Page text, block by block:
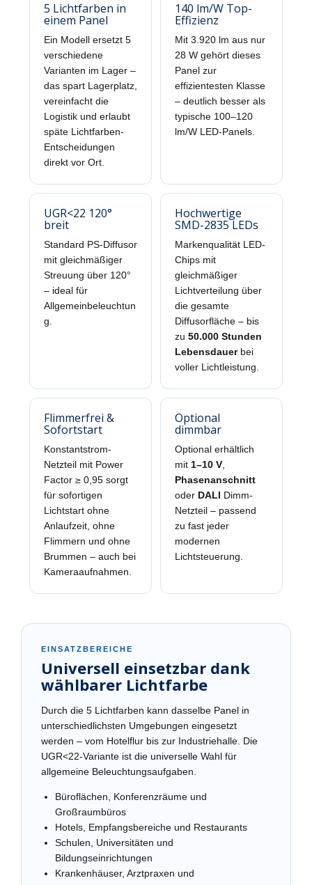
5 Lichtfarben in
einem Panel
Ein Modell ersetzt 5
verschiedene
Varianten im Lager –
das spart Lagerplatz,
vereinfacht die
Logistik und erlaubt
späte Lichtfarben-
Entscheidungen
direkt vor Ort.
140 lm/W Top-
Effizienz
Mit 3.920 lm aus nur
28 W gehört dieses
Panel zur
effizientesten Klasse
– deutlich besser als
typische 100–120
lm/W LED-Panels.
UGR<22 120°
breit
Standard PS-Diffusor
mit gleichmäßiger
Streuung über 120°
– ideal für
Allgemeinbeleuchtun
g.
Hochwertige
SMD-2835 LEDs
Markenqualität LED-
Chips mit
gleichmäßiger
Lichtverteilung über
die gesamte
Diffusorfläche – bis
zu 50.000 Stunden
Lebensdauerbei
voller Lichtleistung.
Flimmerfrei &
Sofortstart
Konstantstrom-
Netzteil mit Power
Factor ≥ 0,95 sorgt
für sofortigen
Lichtstart ohne
Anlaufzeit, ohne
Flimmern und ohne
Brummen – auch bei
Kameraaufnahmen.
Optional
dimmbar
Optional erhältlich
mit 1–10 V
Phasenanschnitt
oder DALI Dimm-
Netzteil – passend
zu fast jeder
modernen
Lichtsteuerung.
EINSATZBEREICHE
Universell einsetzbar dank
wählbarer Lichtfarbe
Durch die 5 Lichtfarben kann dasselbe Panel in
unterschiedlichsten Umgebungen eingesetzt
werden – vom Hotelflur bis zur Industriehalle. Die
UGR<22-Variante ist die universelle Wahl für
allgemeine Beleuchtungsaufgaben.
Büroflächen, Konferenzräume und
Großraumbüros
Hotels, Empfangsbereiche und Restaurants
Schulen, Universitäten und
Bildungseinrichtungen
Krankenhäuser, Arztpraxen und